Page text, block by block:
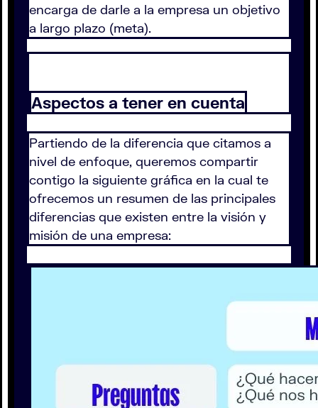
encarga de darle a la empresa un objetivo
a largo plazo (meta).
Aspectos a tener en cuenta
Partiendo de la diferencia que citamos a
nivel de enfoque, queremos compartir
contigo la siguiente gráfica en la cual te
ofrecemos un resumen de las principales
diferencias que existen entre la visión y
misión de una empresa: